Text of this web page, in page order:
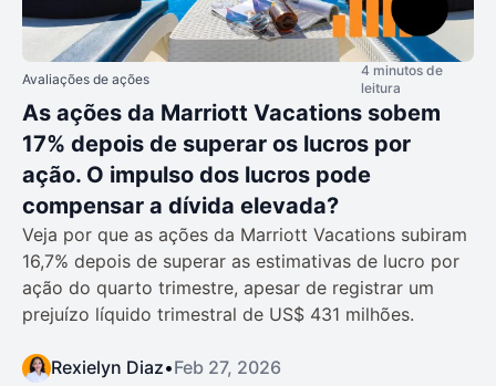
Avaliações de ações
4 minutos de
leitura
As ações da Marriott Vacations sobem
17% depois de superar os lucros por
ação. O impulso dos lucros pode
compensar a dívida elevada?
Veja por que as ações da Marriott Vacations subiram
16,7% depois de superar as estimativas de lucro por
ação do quarto trimestre, apesar de registrar um
prejuízo líquido trimestral de US$ 431 milhões.
Rexielyn Diaz•Feb 27, 2026